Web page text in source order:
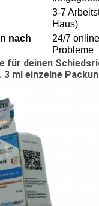
3-7
Haus)
nach
24/7
Probleme
für deinen
3 ml einzelne